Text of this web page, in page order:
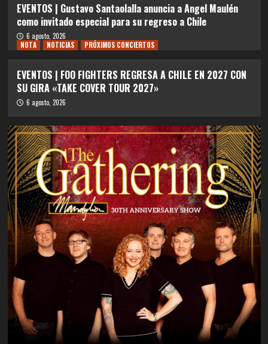
EVENTOS | Gustavo Santaolalla anuncia a Angel Maulén
como invitado especial para su regreso a Chile
6 agosto, 2026
NOTA
NOTICIAS PRÓXIMOS CONCIERTOS
EVENTOS | FOO FIGHTERS REGRESA A CHILE EN 2027 CON
SU GIRA «TAKE COVER TOUR 2027»
6 agosto, 2026